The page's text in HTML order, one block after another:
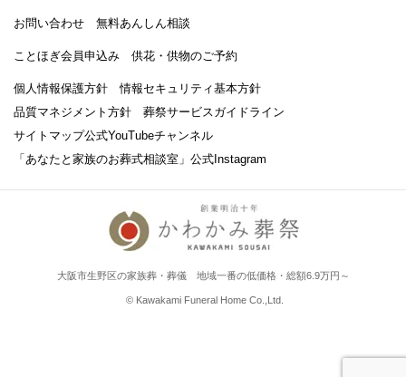
お問い合わせ 無料あんしん相談
ことほぎ会員申込み 供花・供物のご予約
個人情報保護方針
情報セキュリティ基本方針
品質マネジメント方針
葬祭サービスガイドライン
サイトマップ公式YouTubeチャンネル
「あなたと家族のお葬式相談室」 公式Instagram
大阪市生野区の家族葬・葬儀 地域一番の低価格・総額6.9万円～
© Kawakami Funeral Home Co.,Ltd.